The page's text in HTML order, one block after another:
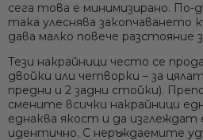
сега това е минимизирано. По-
така улеснява закопчаването
дава малко повече
Тези накрайници често се
двойки или четворки – за
предни и 2 задни стойки).
смените всички накрайници
еднаква якост и да
идентично. С неръждаемите